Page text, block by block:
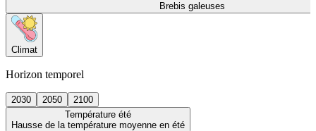
Brebis galeuses
Climat
Horizon temporel
2030 2050
2100
Température été
Hausse de la température moyenne en été